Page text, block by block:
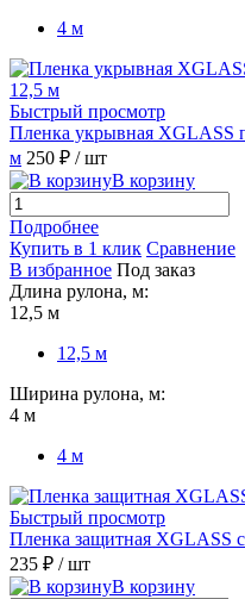
4 м
Быстрый просмотр
Пленка укрывная XGLASS
м 250 ₽ / шт
В корзину
Подробнее
Купить в 1 клик Сравнение
В избранное Под заказ
Длина рулона, м:
12,5 м
12,5 м
Ширина рулона, м:
4 м
4 м
Быстрый просмотр
Пленка защитная XGLASS
235 ₽ / шт
В корзину